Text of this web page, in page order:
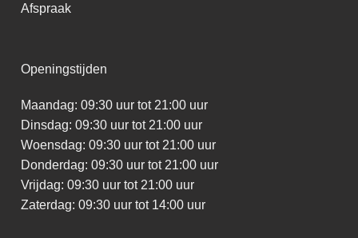
Afspraak
Openingstijden
Maandag: 09:30 uur tot 21:00 uur
Dinsdag: 09:30 uur tot 21:00 uur
Woensdag: 09:30 uur tot 21:00 uur
Donderdag: 09:30 uur tot 21:00 uur
Vrijdag: 09:30 uur tot 21:00 uur
Zaterdag: 09:30 uur tot 14:00 uur